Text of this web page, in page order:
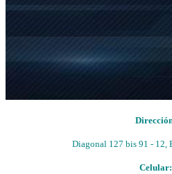
Diagonal 127 bis 91 - 12,
Celular: